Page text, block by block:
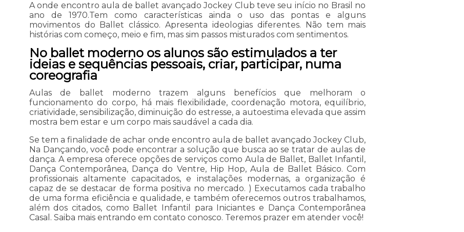
A onde encontro aula de ballet avançado Jockey Club teve seu início no Brasil no
ano de 1970.Tem como características ainda o uso das pontas e alguns
movimentos do Ballet clássico. Apresenta ideologias diferentes. Não tem mais
histórias com começo, meio e fim, mas sim passos misturados com sentimentos.
No ballet moderno os alunos são estimulados a ter
ideias e sequências pessoais, criar, participar, numa
coreografia
Aulas de ballet moderno trazem alguns benefícios que melhoram o
funcionamento do corpo, há mais flexibilidade, coordenação motora, equilíbrio,
criatividade, sensibilização, diminuição do estresse, a autoestima elevada que assim
mostra bem estar e um corpo mais saudável a cada dia.
Se tem a finalidade de achar onde encontro aula de ballet avançado Jockey Club,
Na Dançando, você pode encontrar a solução que busca ao se tratar de aulas de
dança. A empresa oferece opções de serviços como Aula de Ballet, Ballet Infantil,
Dança Contemporânea, Dança do Ventre, Hip Hop, Aula de Ballet Básico. Com
profissionais altamente capacitados, e instalações modernas, a organização é
capaz de se destacar de forma positiva no mercado. ) Executamos cada trabalho
de uma forma eficiência e qualidade, e também oferecemos outros trabalhamos,
além dos citados, como Ballet Infantil para Iniciantes e Dança Contemporânea
Casal. Saiba mais entrando em contato conosco. Teremos prazer em atender você!